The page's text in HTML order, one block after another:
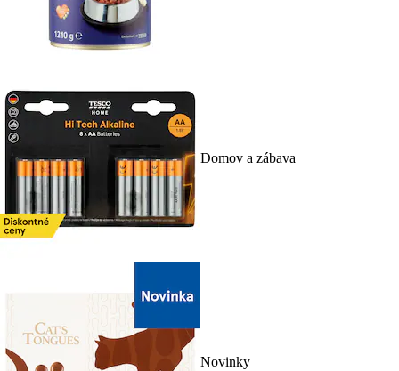
Domov a zábava
Novinky